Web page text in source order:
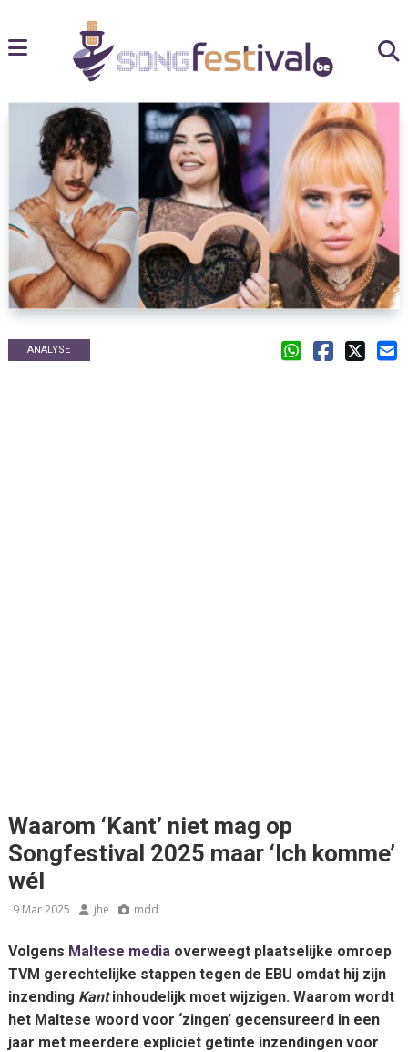
ANALYSE
Waarom ‘Kant’ niet mag op
Songfestival 2025 maar ‘Ich komme’
wél
9 Mar 2025 jhe mdd
Volgens Maltese mediaoverweegt plaatselijke omroep
TVM gerechtelijke stappen tegen de EBU omdat hij zijn
inzending Kantinhoudelijk moet wijzigen. Waarom wordt
het Maltese woord voor ‘zingen’ gecensureerd in een
jaar met meerdere expliciet getinte inzendingen voor